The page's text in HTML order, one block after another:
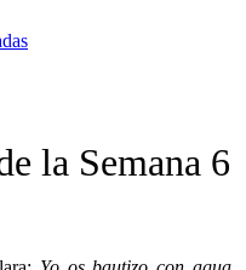
la Semana 6